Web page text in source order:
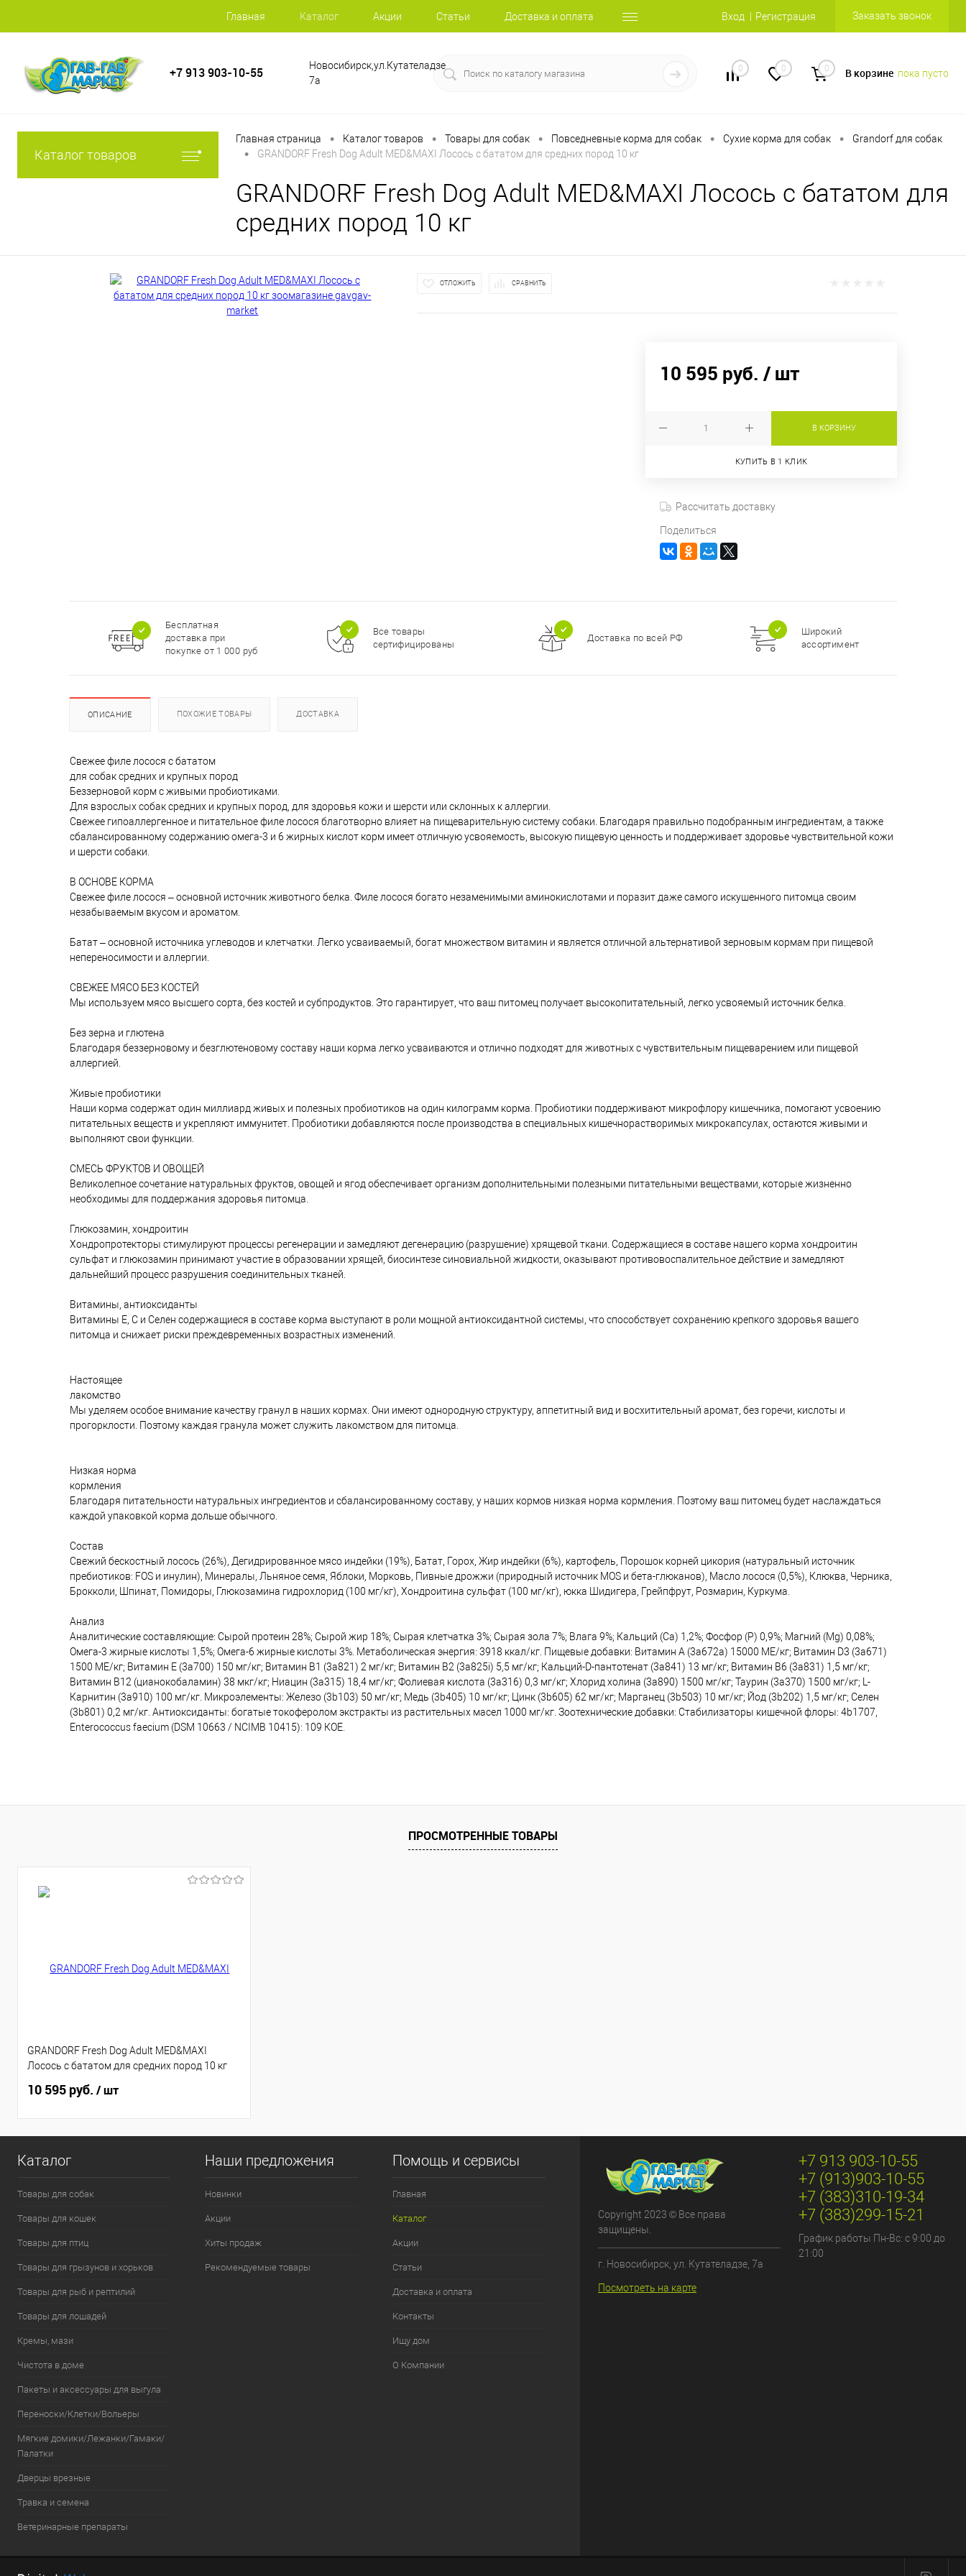
Главная Каталог Акции Статьи Доставка и оплата Вход Регистрация Заказать звонок
+7 913 903-10-55
Новосибирск,ул.Кутателадзе
7а
0 0 0 В корзине пока пусто
Каталог товаров
Главная страница • Каталог товаров • Товары для собак • Повседневные корма для собак • Сухие корма для собак • Grandorf для собак
• GRANDORF Fresh Dog Adult MED&MAXI Лосось с бататом для средних пород 10 кг
GRANDORF Fresh Dog Adult MED&MAXI Лосось с бататом для
средних пород 10 кг
ОТЛОЖИТЬ СРАВНИТЬ
10 595 руб. / шт
В КОРЗИНУ
КУПИТЬ В 1 КЛИК
Рассчитать доставку
Поделиться
Бесплатная
доставка при
покупке от 1 000 руб
Все товары
сертифицированы
Доставка по всей РФ
Широкий
ассортимент
ОПИСАНИЕ ПОХОЖИЕ ТОВАРЫ ДОСТАВКА
Свежее филе лосося с бататом
для собак средних и крупных пород
Беззерновой корм с живыми пробиотиками.
Для взрослых собак средних и крупных пород, для здоровья кожи и шерсти или склонных к аллергии.
Свежее гипоаллергенное и питательное филе лосося благотворно влияет на пищеварительную систему собаки. Благодаря правильно подобранным ингредиентам, а также
сбалансированному содержанию омега-3 и 6 жирных кислот корм имеет отличную усвояемость, высокую пищевую ценность и поддерживает здоровье чувствительной кожи
и шерсти собаки.
В ОСНОВЕ КОРМА
Свежее филе лосося – основной источник животного белка. Филе лосося богато незаменимыми аминокислотами и поразит даже самого искушенного питомца своим
незабываемым вкусом и ароматом.
Батат – основной источника углеводов и клетчатки. Легко усваиваемый, богат множеством витамин и является отличной альтернативой зерновым кормам при пищевой
непереносимости и аллергии.
СВЕЖЕЕ МЯСО БЕЗ КОСТЕЙ
Мы используем мясо высшего сорта, без костей и субпродуктов. Это гарантирует, что ваш питомец получает высокопитательный, легко усвояемый источник белка.
Без зерна и глютена
Благодаря беззерновому и безглютеновому составу наши корма легко усваиваются и отлично подходят для животных с чувствительным пищеварением или пищевой
аллергией.
Живые пробиотики
Наши корма содержат один миллиард живых и полезных пробиотиков на один килограмм корма. Пробиотики поддерживают микрофлору кишечника, помогают усвоению
питательных веществ и укрепляют иммунитет. Пробиотики добавляются после производства в специальных кишечнорастворимых микрокапсулах, остаются живыми и
выполняют свои функции.
СМЕСЬ ФРУКТОВ И ОВОЩЕЙ
Великолепное сочетание натуральных фруктов, овощей и ягод обеспечивает организм дополнительными полезными питательными веществами, которые жизненно
необходимы для поддержания здоровья питомца.
Глюкозамин, хондроитин
Хондропротекторы стимулируют процессы регенерации и замедляют дегенерацию (разрушение) хрящевой ткани. Содержащиеся в составе нашего корма хондроитин
сульфат и глюкозамин принимают участие в образовании хрящей, биосинтезе синовиальной жидкости, оказывают противовоспалительное действие и замедляют
дальнейший процесс разрушения соединительных тканей.
Витамины, антиоксиданты
Витамины Е, С и Селен содержащиеся в составе корма выступают в роли мощной антиоксидантной системы, что способствует сохранению крепкого здоровья вашего
питомца и снижает риски преждевременных возрастных изменений.
Настоящее
лакомство
Мы уделяем особое внимание качеству гранул в наших кормах. Они имеют однородную структуру, аппетитный вид и восхитительный аромат, без горечи, кислоты и
прогорклости. Поэтому каждая гранула может служить лакомством для питомца.
Низкая норма
кормления
Благодаря питательности натуральных ингредиентов и сбалансированному составу, у наших кормов низкая норма кормления. Поэтому ваш питомец будет наслаждаться
каждой упаковкой корма дольше обычного.
Состав
Свежий бескостный лосось (26%), Дегидрированное мясо индейки (19%), Батат, Горох, Жир индейки (6%), картофель, Порошок корней цикория (натуральный источник
пребиотиков: FOS и инулин), Минералы, Льняное семя, Яблоки, Морковь, Пивные дрожжи (природный источник MOS и бета-глюканов), Масло лосося (0,5%), Клюква, Черника,
Брокколи, Шпинат, Помидоры, Глюкозамина гидрохлорид (100 мг/кг), Хондроитина сульфат (100 мг/кг), юкка Шидигера, Грейпфрут, Розмарин, Куркума.
Анализ
Аналитические составляющие: Сырой протеин 28%; Сырой жир 18%; Сырая клетчатка 3%; Сырая зола 7%; Влага 9%; Кальций (Са) 1,2%; Фосфор (P) 0,9%; Магний (Mg) 0,08%;
Омега-3 жирные кислоты 1,5%; Омега-6 жирные кислоты 3%. Метаболическая энергия: 3918 ккал/кг. Пищевые добавки: Витамин A (3a672a) 15000 МЕ/кг; Витамин D3 (3а671)
1500 МЕ/кг; Витамин Е (3а700) 150 мг/кг; Витамин B1 (3a821) 2 мг/кг; Витамин B2 (3a825i) 5,5 мг/кг; Кальций-D-пантотенат (3a841) 13 мг/кг; Витамин B6 (3a831) 1,5 мг/кг;
Витамин B12 (цианокобаламин) 38 мкг/кг; Ниацин (3a315) 18,4 мг/кг; Фолиевая кислота (3a316) 0,3 мг/кг; Хлорид холина (3a890) 1500 мг/кг; Таурин (3a370) 1500 мг/кг; L-
Карнитин (3a910) 100 мг/кг. Микроэлементы: Железо (3b103) 50 мг/кг; Медь (3b405) 10 мг/кг; Цинк (3b605) 62 мг/кг; Марганец (3b503) 10 мг/кг; Йод (3b202) 1,5 мг/кг; Селен
(3b801) 0,2 мг/кг. Антиоксиданты: богатые токоферолом экстракты из растительных масел 1000 мг/кг. Зоотехнические добавки: Стабилизаторы кишечной флоры: 4b1707,
Enterococcus faecium (DSM 10663 / NCIMB 10415): 109 КОЕ.
ПРОСМОТРЕННЫЕ ТОВАРЫ
GRANDORF Fresh Dog Adult MED&MAXI
Лосось с бататом для средних пород 10 кг
10 595 руб. / шт
Каталог
Товары для собак
Товары для кошек
Товары для птиц
Товары для грызунов и хорьков
Товары для рыб и рептилий
Товары для лошадей
Кремы, мази
Чистота в доме
Пакеты и аксессуары для выгула
Переноски/Клетки/Вольеры
Мягкие домики/Лежанки/Гамаки/
Палатки
Дверцы врезные
Травка и семена
Ветеринарные препараты
Наши предложения
Новинки
Акции
Хиты продаж
Рекомендуемые товары
Помощь и сервисы
Главная
Каталог
Акции
Статьи
Доставка и оплата
Контакты
Ищу дом
О Компании
Copyright 2023 © Все права
защищены.
г. Новосибирск, ул. Кутателадзе, 7а
Посмотреть на карте
+7 913 903-10-55
+7 (913)903-10-55
+7 (383)310-19-34
+7 (383)299-15-21
График работы Пн-Вс: с 9:00 до
21:00